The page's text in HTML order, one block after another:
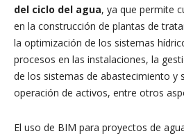
del ciclo del agua, ya que permite
en la construcción de plantas de
la optimización de los sistemas
procesos en las instalaciones, la
de los sistemas de abastecimiento y
operación de activos, entre otros
El uso de BIM para proyectos de